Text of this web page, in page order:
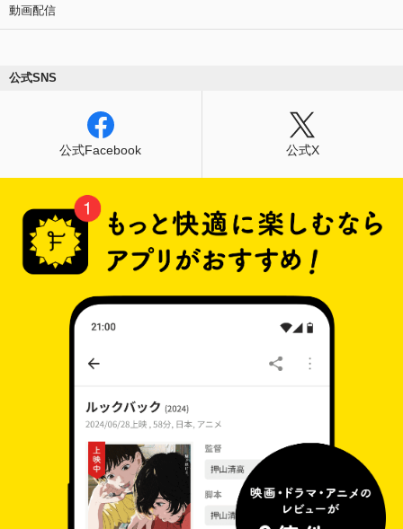
動画配信
公式SNS
公式Facebook 公式X